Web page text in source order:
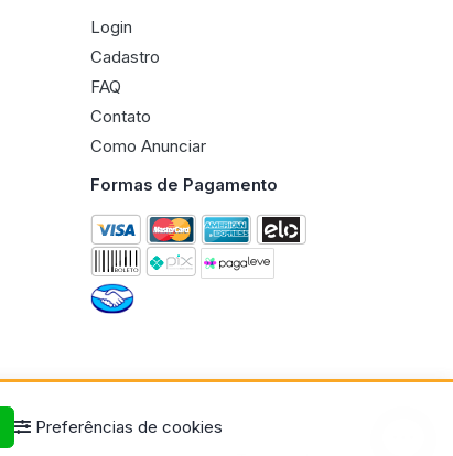
Preferências de cookies
Login
Cadastro
FAQ
Contato
Como Anunciar
Formas de Pagamento